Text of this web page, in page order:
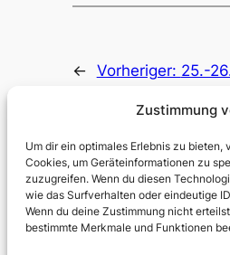
Zustimmung
Um dir ein optimales Erlebnis zu
Cookies, um Geräteinformationen zu
zuzugreifen. Wenn du diesen
wie das Surfverhalten oder eindeutige
Wenn du deine Zustimmung nicht
bestimmte Merkmale und Funktionen
← Vorheriger: 25.-